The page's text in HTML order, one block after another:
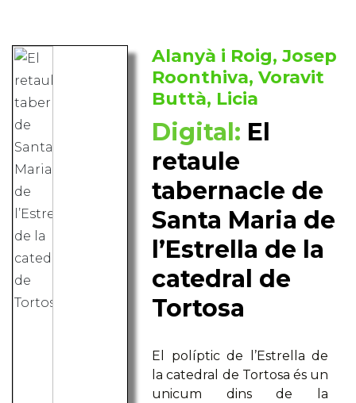
Alanyà i Roig, Josep
Roonthiva, Voravit
Buttà, Licia
Digital: El
retaule
tabernacle de
Santa Maria de
l’Estrella de la
catedral de
Tortosa
El políptic de l’Estrella de
la catedral de Tortosa és un
unicum dins de la